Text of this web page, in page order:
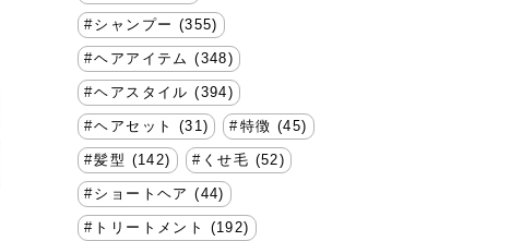
シャンプー (355)
ヘアアイテム (348)
ヘアスタイル (394)
ヘアセット (31) 特徴 (45)
髪型 (142) くせ毛 (52)
ショートヘア (44)
トリートメント (192)